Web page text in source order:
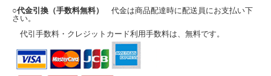
○代金引換（手数料無料） 代金は商品配達時に配送員にお支払い下
さい。
代引手数料・クレジットカード利用手数料は、無料です。